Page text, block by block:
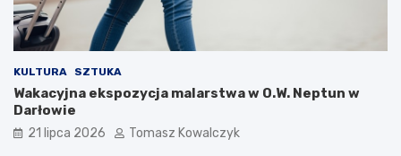
KULTURA SZTUKA
Wakacyjna ekspozycja malarstwa w O.W. Neptun w
Darłowie
21 lipca 2026 Tomasz Kowalczyk